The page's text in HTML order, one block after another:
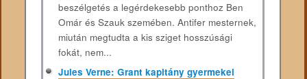
beszélgetés a legérdekesebb ponthoz Ben
Omár és Szauk szemében. Antifer mesternek,
miután megtudta a kis sziget hosszúsági
fokát, nem...
Jules Verne: Grant kapitány gyermekei